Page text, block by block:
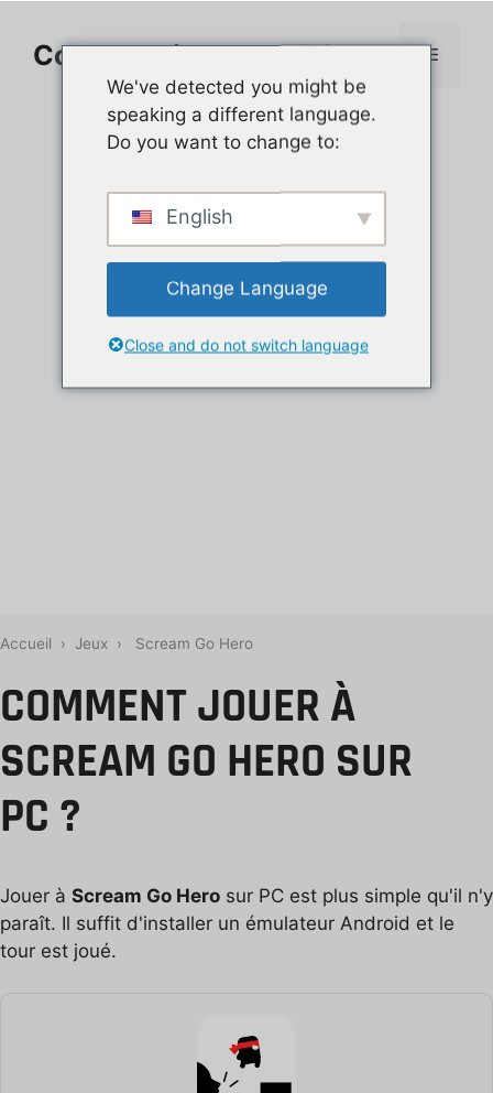
contenuComment jouer sur PC Menu
Accueil › Jeux › Scream Go Hero
COMMENT JOUER À
SCREAM GO HERO SUR
PC ?
Jouer à Scream Go Hero sur PC est plus simple qu'il n'y
paraît. Il suffit d'installer un émulateur Android et le
tour est joué.
We've detected you might be
speaking a different language.
Do you want to change to:
English
Change Language
Close and do not switch language